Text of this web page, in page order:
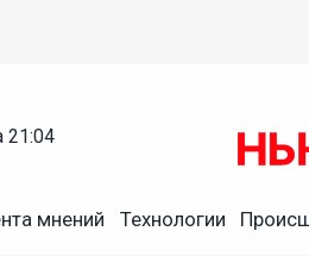
21:04
мнений Технологии
свой маршрут